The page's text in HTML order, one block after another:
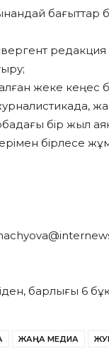
бағыттар
жеке кеңес
бір жыл
бірлесе
барлығы 6
ЖАҢА МЕДИА